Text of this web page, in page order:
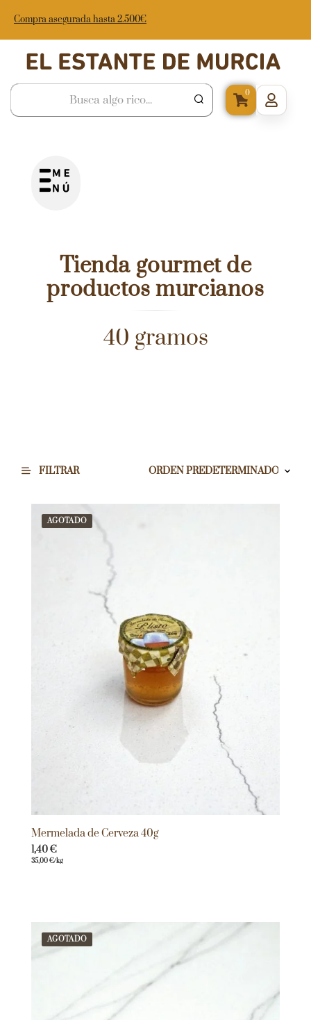
Compra asegurada hasta 2.500€
0
Tienda gourmet de
productos murcianos
40 gramos
FILTRAR
AGOTADO
Mermelada de Cerveza 40g
1,40€
35,00€/kg
AGOTADO